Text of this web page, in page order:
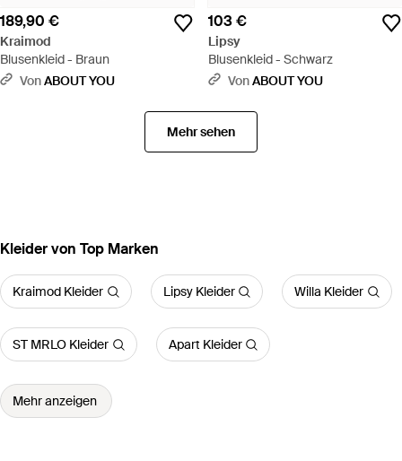
189,90 €
Kraimod
Blusenkleid - Braun
VonABOUT YOU
103 €
Lipsy
Blusenkleid - Schwarz
VonABOUT YOU
Mehr sehen
Kleider von Top Marken
Kraimod Kleider Lipsy Kleider Willa Kleider
ST MRLO Kleider Apart Kleider
Mehr anzeigen